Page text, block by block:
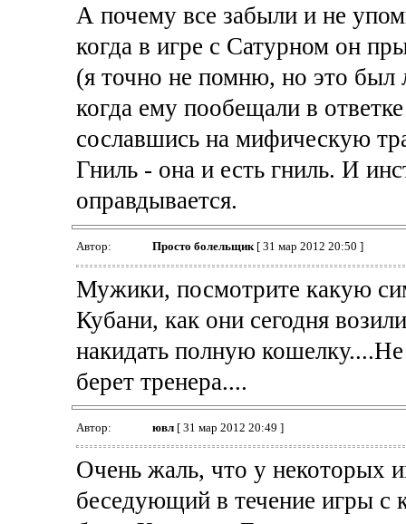
А почему все забыли и не
когда в игре с Сатурном он
(я точно не помню, но это был
когда ему пообещали в
сославшись на мифическую
Гниль - она и есть гниль. И
оправдывается.
Автор: Просто болельщик[ 31 мар 2012 20:50 ]
Мужики, посмотрите какую
Кубани, как они сегодня
накидать полную
берет тренера....
Автор: ювл[ 31 мар 2012 20:49 ]
Очень жаль, что у некоторых
беседующий в течение игры с